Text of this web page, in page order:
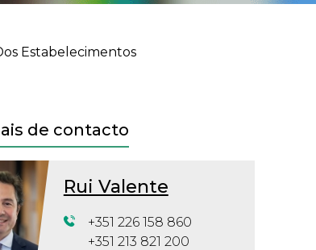
Estabelecimentos
de contacto
Rui Valente
+351 226 158 860
+351 213 821 200